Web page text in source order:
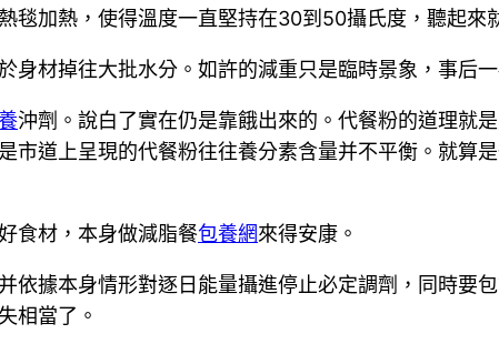
毯加熱，使得溫度一直堅持在30到50攝氏度，聽起來
材掉往大批水分。如許的減重只是臨時景象，事后
沖劑。說白了實在仍是靠餓出來的。代餐粉的道理就
市道上呈現的代餐粉往往養分素含量并不平衡。就算
食材，本身做減脂餐包養網來得安康。
據本身情形對逐日能量攝進停止必定調劑，同時要
相當了。